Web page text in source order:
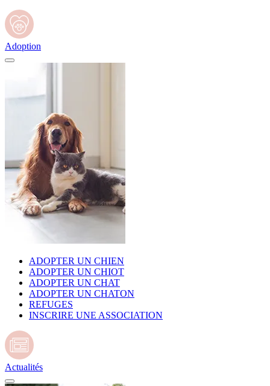
Adoption
ADOPTER UN CHIEN
ADOPTER UN CHIOT
ADOPTER UN CHAT
ADOPTER UN CHATON
REFUGES
INSCRIRE UNE ASSOCIATION
Actualités